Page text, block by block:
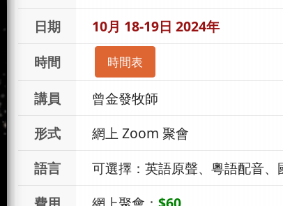
日期
10月 18-19日 2024年
時間
時間表
講員
曾金發牧師
形式
網上 Zoom 聚會
語言
可選擇：英語原聲、粵語配音、